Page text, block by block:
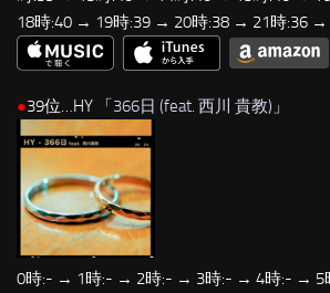
18時:40 → 19時:39 → 20時:38 → 21時:36
●39位…HY 「366日 (feat. 西川 貴教) 」
0時:- → 1時:- → 2時:- → 3時:- → 4時:- → 5